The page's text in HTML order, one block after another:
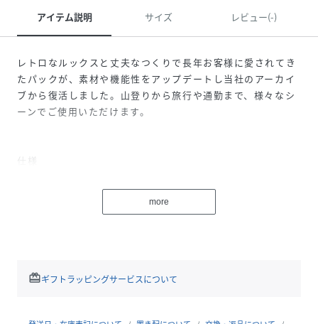
アイテム説明 サイズ レビュー(-)
レトロなルックスと丈夫なつくりで長年お客様に愛されてき
たパックが、素材や機能性をアップデートし当社のアーカイ
ブから復活しました。山登りから旅行や通勤まで、様々なシ
ーンでご使用いただけます。
仕様
バック・パネルはフォーム素材のパッド入りエア・メッシュ
素材で、通気を促し快適な背負い心地を提供
外側にピッケルやポールを装着できるループとストラップ付
more
redeemギフトラッピングサービスについて